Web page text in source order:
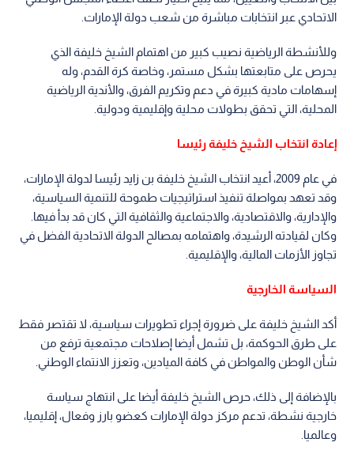
الاتحادي عبر انتخابات مباشرة من شعب دولة الإمارات.
وللأنشطة الرياضية نصيب كبير من اهتمام الشيخ خليفة الذي
يحرص على متابعتها بشكل مستمر، وخاصة كرة القدم، وله
إسهامات مادية كبيرة في دعم وتكريم الفرق، والأندية الرياضية
المحلية، التي تحقق بطولات محلية وإقليمية ودولية.
إعادة انتخاب الشيخ خليفة رئيسا
في عام 2009، أعيد انتخاب الشيخ خليفة بن زايد رئيسا لدولة الإمارات،
وقد تعهد بمواصلة تنفيذ استراتيجيات طموحة للتنمية السياسية،
والإدارية، والاقتصادية، والاجتماعية والثقافية التي كان قد بدأ فيها.
وكان لقيادته الرشيدة، واهتمامه بمصالح الدولة الاتحادية الفضل في
تجاوز الأزمات المالية، والإقليمية.
السياسة الخارجية
أكد الشيخ خليفة على ضرورة إجراء تطويرات سياسية، لا تقتصر فقط
على طرق الحوكمة، بل تشمل أيضا إصلاحات مجتمعية ترفع من
شأن الوطن والمواطن في كافة الميادين، وتعزز الانتماء الوطني.
بالإضافة إلى ذلك، حرص الشيخ خليفة أيضا على انتهاج سياسة
خارجية نشطة، تدعم مركز دولة الإمارات كعضو بارز وفعال، إقليميا،
وعالميا.